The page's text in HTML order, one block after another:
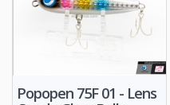
Popopen 75F 01 - Lens